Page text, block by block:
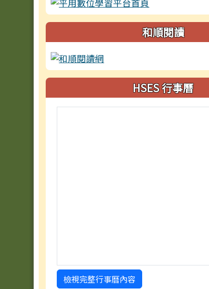
和順閱讀
HSES 行事曆
檢視完整行事曆內容